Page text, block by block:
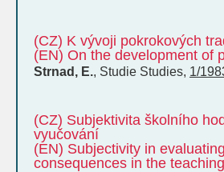
(CZ) K vývoji pokrokových
(EN) On the development of
Strnad, E., Studie Studies, 1/
(CZ) Subjektivita školního
vyučování
(EN) Subjectivity in
consequences in the